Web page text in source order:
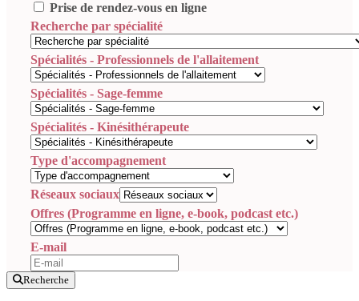
Prise de rendez-vous en ligne
Recherche par spécialité
Spécialités - Professionnels de l'allaitement
Spécialités - Sage-femme
Spécialités - Kinésithérapeute
Type d'accompagnement
Réseaux sociaux
Offres (Programme en ligne, e-book, podcast etc.)
E-mail
Recherche